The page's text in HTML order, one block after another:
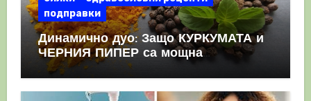
подправки
Динамично дуо: Защо КУРКУМАТА и
ЧЕРНИЯ ПИПЕР са мощна
комбинация